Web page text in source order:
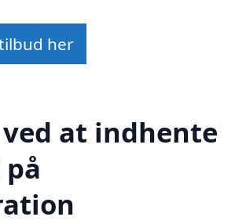
her
at indhente